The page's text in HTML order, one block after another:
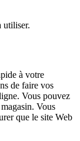
utiliser.
à votre
de faire vos
Vous pouvez
Vous
que le site Web